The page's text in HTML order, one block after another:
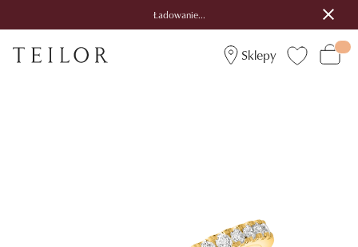
Ładowanie...
Sklepy